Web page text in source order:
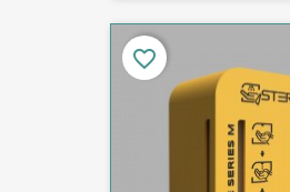
favorite_border